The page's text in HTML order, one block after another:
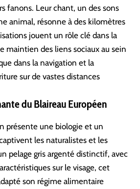
fanons. Leur chant, un des sons
animal, résonne à des kilomètres
jouent un rôle clé dans la
maintien des liens sociaux au sein
dans la navigation et la
sur de vastes distances
du Blaireau Européen
présente une biologie et un
les naturalistes et les
pelage gris argenté distinctif, avec
sur le visage, cet
son régime alimentaire